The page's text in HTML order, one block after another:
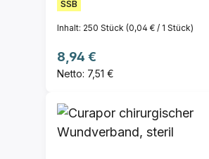
SSB
Inhalt: 250 Stück (0,04 € / 1 Stück)
Regulärer Preis:
8,94 €
Netto: 7,51 €